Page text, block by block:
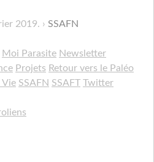
2019. SSAFN
Moi Parasite Newsletter
Projets Retour vers le Paléo
Vie SSAFN SSAFT Twitter